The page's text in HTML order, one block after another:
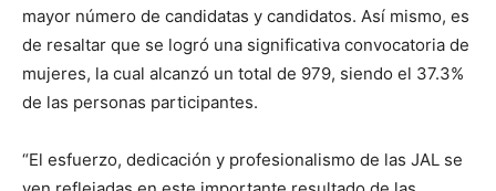
mayor número de candidatas y candidatos. Así mismo, es
de resaltar que se logró una significativa convocatoria de
mujeres, la cual alcanzó un total de 979, siendo el 37.3%
de las personas participantes.
“El esfuerzo, dedicación y profesionalismo de las JAL se